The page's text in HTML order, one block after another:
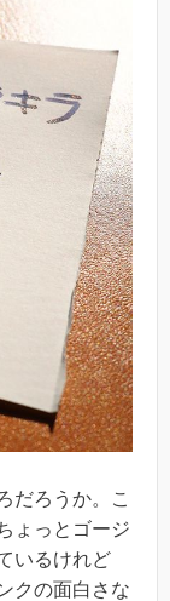
だろうか。こ
ょっとゴージ
いるけれど
クの面白さな